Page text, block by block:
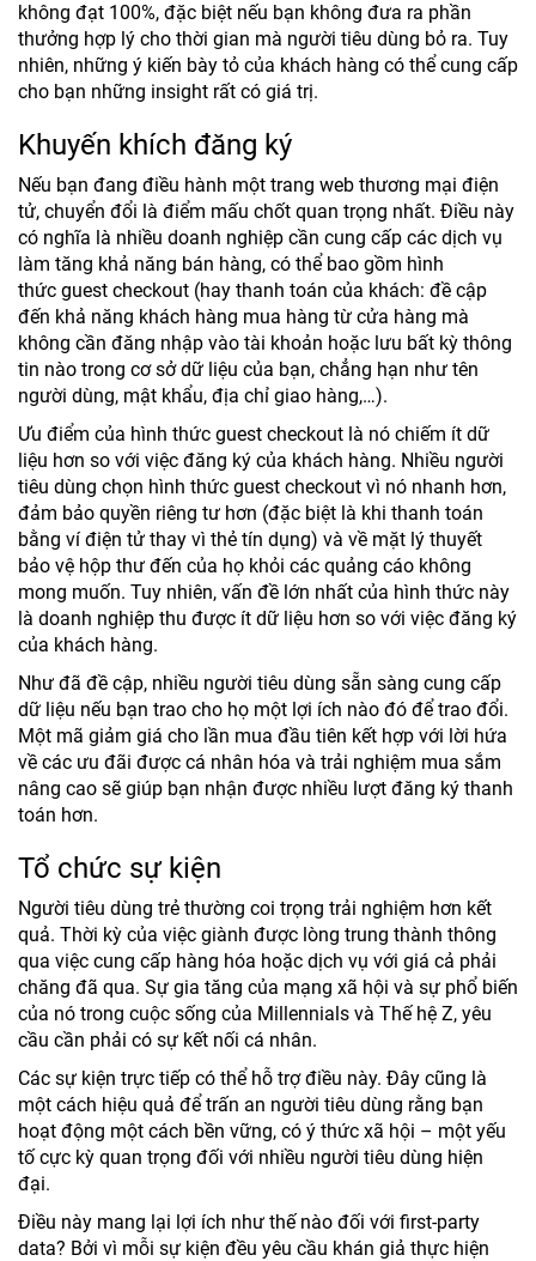
không đạt 100%, đặc biệt nếu bạn không đưa ra phần
thưởng hợp lý cho thời gian mà người tiêu dùng bỏ ra. Tuy
nhiên, những ý kiến bày tỏ của khách hàng có thể cung cấp
cho bạn những insight rất có giá trị.
Khuyến khích đăng ký
Nếu bạn đang điều hành một trang web thương mại điện
tử, chuyển đổi là điểm mấu chốt quan trọng nhất. Điều này
có nghĩa là nhiều doanh nghiệp cần cung cấp các dịch vụ
làm tăng khả năng bán hàng, có thể bao gồm hình
thức guest checkout (hay thanh toán của khách: đề cập
đến khả năng khách hàng mua hàng từ cửa hàng mà
không cần đăng nhập vào tài khoản hoặc lưu bất kỳ thông
tin nào trong cơ sở dữ liệu của bạn, chẳng hạn như tên
người dùng, mật khẩu, địa chỉ giao hàng,…).
Ưu điểm của hình thức guest checkout là nó chiếm ít dữ
liệu hơn so với việc đăng ký của khách hàng. Nhiều người
tiêu dùng chọn hình thức guest checkout vì nó nhanh hơn,
đảm bảo quyền riêng tư hơn (đặc biệt là khi thanh toán
bằng ví điện tử thay vì thẻ tín dụng) và về mặt lý thuyết
bảo vệ hộp thư đến của họ khỏi các quảng cáo không
mong muốn. Tuy nhiên, vấn đề lớn nhất của hình thức này
là doanh nghiệp thu được ít dữ liệu hơn so với việc đăng ký
của khách hàng.
Như đã đề cập, nhiều người tiêu dùng sẵn sàng cung cấp
dữ liệu nếu bạn trao cho họ một lợi ích nào đó để trao đổi.
Một mã giảm giá cho lần mua đầu tiên kết hợp với lời hứa
về các ưu đãi được cá nhân hóa và trải nghiệm mua sắm
nâng cao sẽ giúp bạn nhận được nhiều lượt đăng ký thanh
toán hơn.
Tổ chức sự kiện
Người tiêu dùng trẻ thường coi trọng trải nghiệm hơn kết
quả. Thời kỳ của việc giành được lòng trung thành thông
qua việc cung cấp hàng hóa hoặc dịch vụ với giá cả phải
chăng đã qua. Sự gia tăng của mạng xã hội và sự phổ biến
của nó trong cuộc sống của Millennials và Thế hệ Z, yêu
cầu cần phải có sự kết nối cá nhân.
Các sự kiện trực tiếp có thể hỗ trợ điều này. Đây cũng là
một cách hiệu quả để trấn an người tiêu dùng rằng bạn
hoạt động một cách bền vững, có ý thức xã hội – một yếu
tố cực kỳ quan trọng đối với nhiều người tiêu dùng hiện
đại.
Điều này mang lại lợi ích như thế nào đối với first-party
data? Bởi vì mỗi sự kiện đều yêu cầu khán giả thực hiện